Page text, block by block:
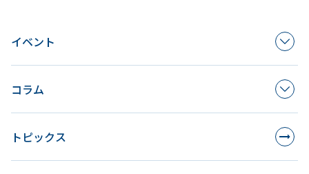
イベント
コラム
トピックス